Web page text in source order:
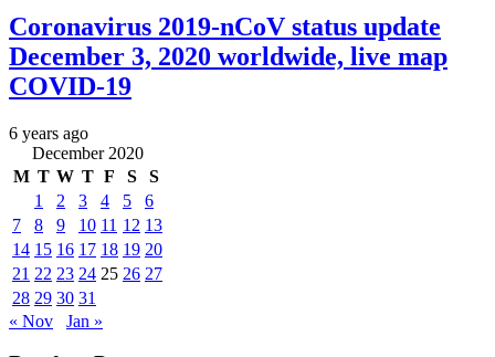
Coronavirus 2019-nCoV status update
December 3, 2020 worldwide, live map
COVID-19
6 years ago
December 2020
M T W T F S
S
1
2 3 4 5
6
7
8 9 10 11 12 13
14 15 16 17 18 19 20
21 22 23 24 25 26 27
28 29 30 31
« Nov
Jan »